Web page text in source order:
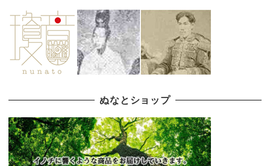
ぬなとショップ